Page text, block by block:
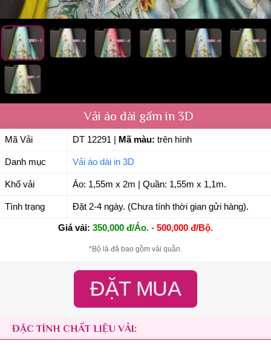
Vải áo dài gấm in 3D
Mã Vải DT 12291 Mã màu: trên hình
Danh mục Vải áo dài in 3D
Khổ vải Áo: 1,55m x 2m | Quần: 1,55m x 1,1m.
Tình trạng Đặt 2-4 ngày. (Chưa tính thời gian gửi hàng).
Giá vải: 350,000 đ/Áo. - 500,000 đ/Bộ.
*Bộ là đã bao gồm vải quần.
ĐẶT MUA
ĐẶC TÍNH CHẤT LIỆU VẢI: